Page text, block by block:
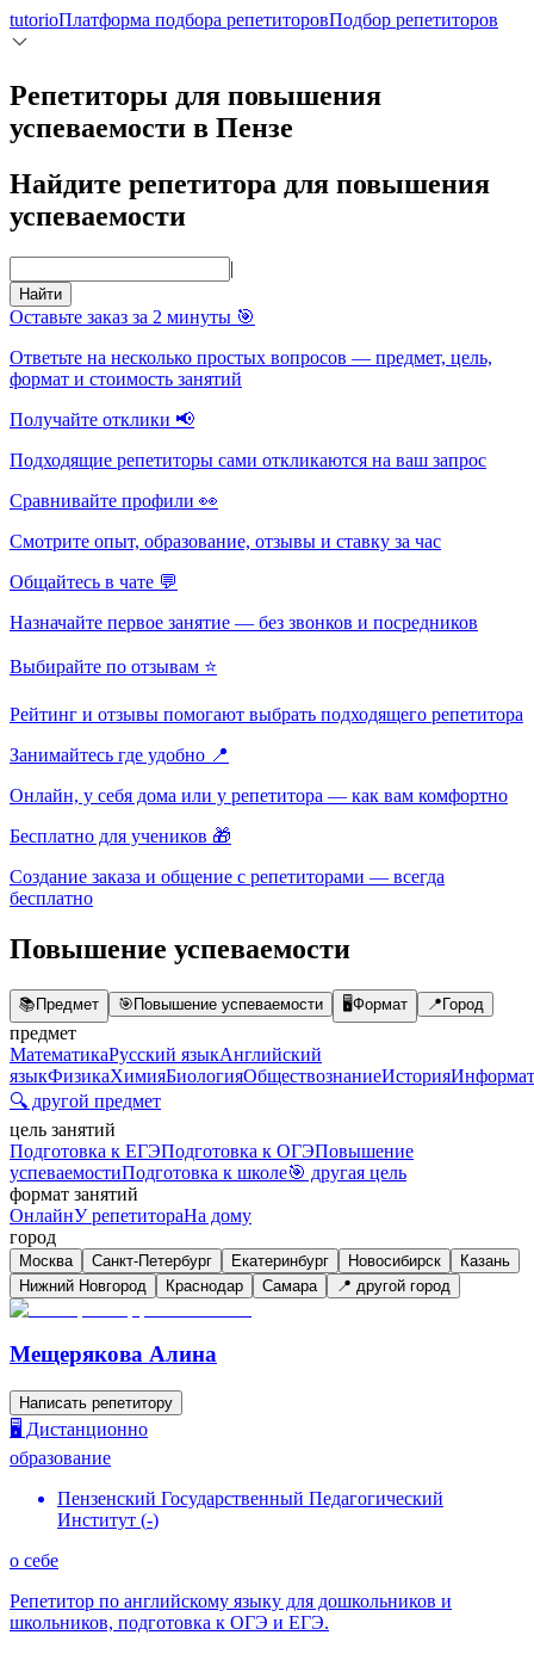
tutorioПлатформа подбора репетиторовПодбор репетиторов
Репетиторы для повышения
успеваемости в Пензе
Найдите репетитора для повышения
успеваемости
|
Найти
Оставьте заказ за 2 минуты 🎯
Ответьте на несколько простых вопросов — предмет, цель,
формат и стоимость занятий
Получайте отклики 📢
Подходящие репетиторы сами откликаются на ваш запрос
Сравнивайте профили 👀
Смотрите опыт, образование, отзывы и ставку за час
Общайтесь в чате 💬
Назначайте первое занятие — без звонков и посредников
Выбирайте по отзывам ⭐
Рейтинг и отзывы помогают выбрать подходящего репетитора
Занимайтесь где удобно 📍
Онлайн, у себя дома или у репетитора — как вам комфортно
Бесплатно для учеников 🎁
Создание заказа и общение с репетиторами — всегда
бесплатно
Повышение успеваемости
📚Предмет 🎯Повышение успеваемости 🖥️Формат 📍Город
предмет
МатематикаРусский языкАнглийский
языкФизикаХимияБиологияОбществознаниеИстория
🔍 другой предмет
цель занятий
Подготовка к ЕГЭПодготовка к ОГЭПовышение
успеваемостиПодготовка к школе🎯 другая цель
формат занятий
ОнлайнУ репетитораНа дому
город
Москва Санкт-Петербург Екатеринбург Новосибирск
Казань
Нижний Новгород
Краснодар Самара 📍 другой город
Мещерякова Алина
Написать репетитору
🖥️ Дистанционно
образование
Пензенский Государственный Педагогический
Институт (-)
о себе
Репетитор по английскому языку для дошкольников и
школьников, подготовка к ОГЭ и ЕГЭ.